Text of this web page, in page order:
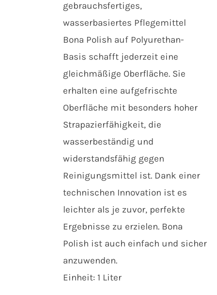
gebrauchsfertiges,
wasserbasiertes Pflegemittel
Bona Polish auf Polyurethan-
Basis schafft jederzeit eine
gleichmäßige Oberfläche. Sie
erhalten eine aufgefrischte
Oberfläche mit besonders hoher
Strapazierfähigkeit, die
wasserbeständig und
widerstandsfähig gegen
Reinigungsmittel ist. Dank einer
technischen Innovation ist es
leichter als je zuvor, perfekte
Ergebnisse zu erzielen. Bona
Polish ist auch einfach und sicher
anzuwenden.
Einheit: 1 Liter